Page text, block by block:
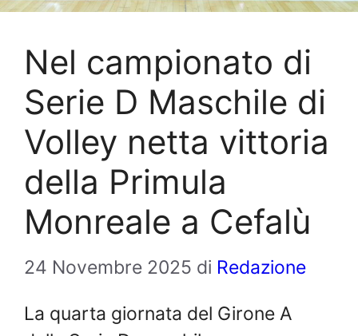
Nel campionato di
Serie D Maschile di
Volley netta vittoria
della Primula
Monreale a Cefalù
24 Novembre 2025 di Redazione
La quarta giornata del Girone A